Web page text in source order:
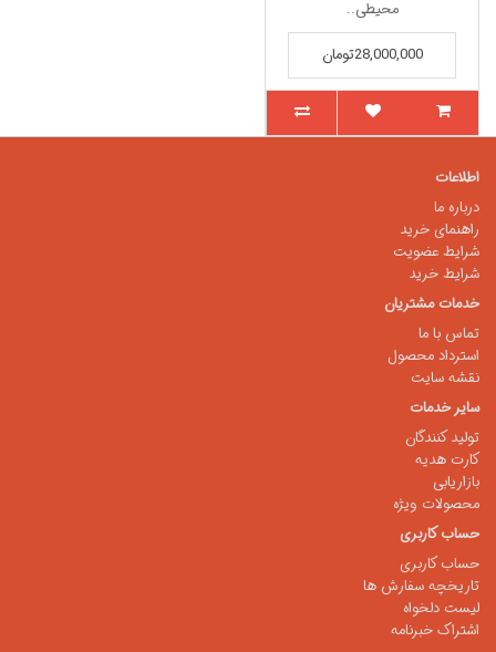
محیطی..
28,000,000تومان
اطلاعات
درباره ما
راهنمای خرید
شرایط عضویت
شرایط خرید
خدمات مشتریان
تماس با ما
استرداد محصول
نقشه سایت
سایر خدمات
تولید کنندگان
کارت هدیه
بازاریابی
محصولات ویژه
حساب کاربری
حساب کاربری
تاریخچه سفارش ها
لیست دلخواه
اشتراک خبرنامه